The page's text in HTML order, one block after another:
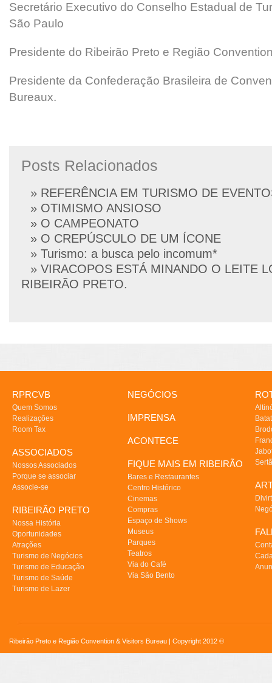
Secretário Executivo do Conselho Estadual de
São Paulo
Presidente do Ribeirão Preto e Região
Presidente da Confederação Brasileira de
Bureaux.
Posts Relacionados
» REFERÊNCIA EM TURISMO DE
» OTIMISMO ANSIOSO
» O CAMPEONATO
» O CREPÚSCULO DE UM ÍCONE
» Turismo: a busca pelo incomum*
» VIRACOPOS ESTÁ MINANDO O LEITE
RIBEIRÃO PRETO.
RPRCVB
Quem Somos
Realizações
Room Tax
ASSOCIADOS
Nossos Associados
Porque se associar
Associe-se
RIBEIRÃO PRETO
Nossa História
Oportunidades
Atrações
Turismo de Negócios
Turismo de Educação
Turismo de Saúde
Turismo de Lazer
NEGÓCIOS
IMPRENSA
ACONTECE
FIQUE MAIS EM RIBEIRÃO
Bares e Restaurantes
Centro Histórico
Cinemas
Compras
Espaço de Shows
Museus
Parques
Teatros
Via do Café
Via São Bento
Ribeirão Preto e Região Convention & Visitors Bureau | Copyright 2012 ©